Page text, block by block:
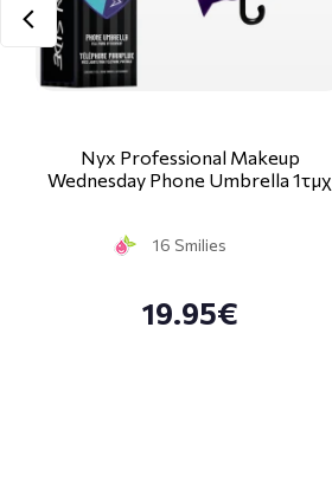
Nyx Professional Makeup
Wednesday Phone Umbrella 1τμχ
16 Smilies
19.95€